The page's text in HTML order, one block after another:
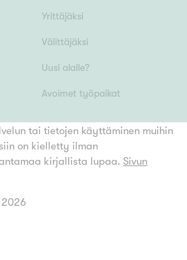
Yrittäjäksi
Välittäjäksi
Uusi alalle?
Avoimet työpaikat
tai tietojen käyttäminen muihin
on kielletty ilman
kirjallista lupaa. Sivun
2026